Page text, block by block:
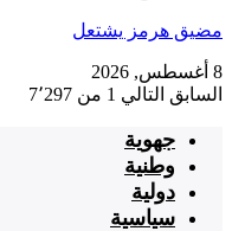
مضيق هرمز يشتعل
8 أغسطس, 2026
السابق التالي 1 من 7٬297
جهوية
وطنية
دولية
سياسية